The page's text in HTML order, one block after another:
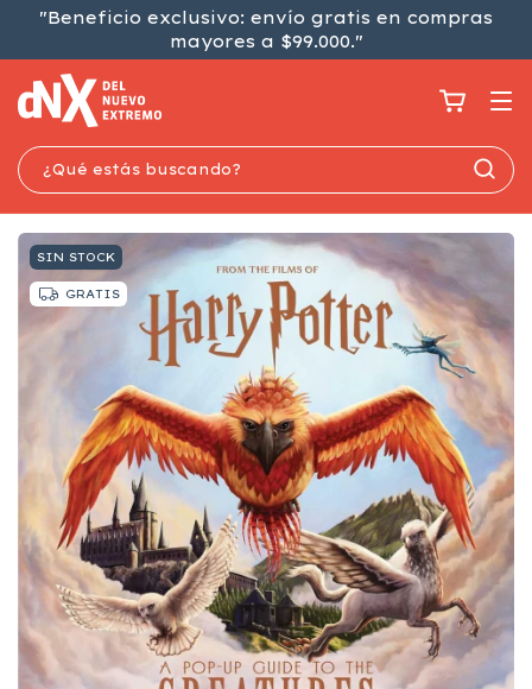
"Beneficio exclusivo: envío gratis en compras
mayores a $99.000."
SIN STOCK
GRATIS